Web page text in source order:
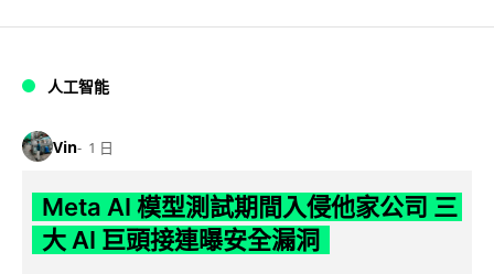
人工智能
Vin 1 日
Meta AI 模型測試期間入侵他家公司 三
大 AI 巨頭接連曝安全漏洞